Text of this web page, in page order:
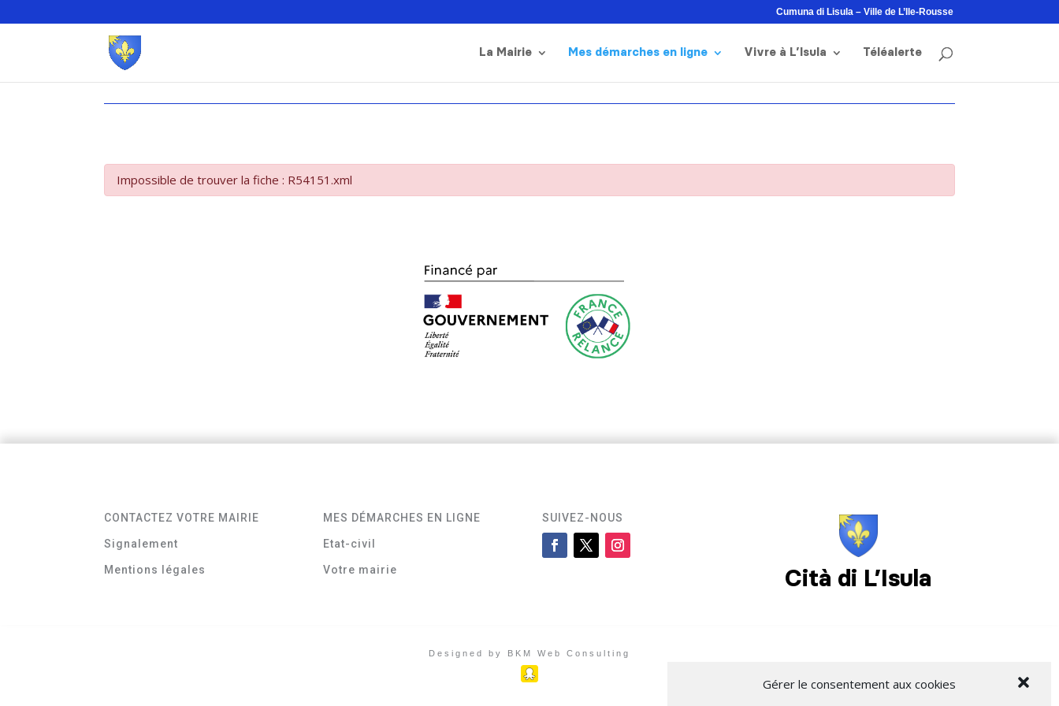
Gérer le consentement aux cookies
Cumuna di Lisula – Ville de L’Ile-Rousse
La Mairie Mes démarches en ligne Vivre à L’Isula Téléalerte
Impossible de trouver la fiche : R54151.xml
CONTACTEZ VOTRE MAIRIE
Signalement
Mentions légales
MES DÉMARCHES EN LIGNE
Etat-civil
Votre mairie
SUIVEZ-NOUS
Cità di L’Isula
Designed by BKM Web Consulting